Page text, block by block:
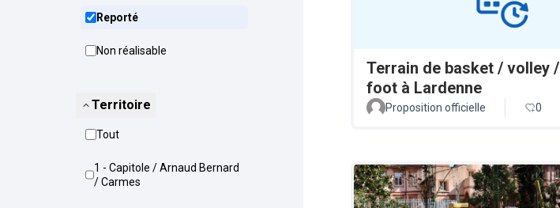
Reporté
Non réalisable
Territoire
Tout
1 - Capitole / Arnaud Bernard
/ Carmes
Terrain de basket / volley /
foot à Lardenne
Proposition officielle 0